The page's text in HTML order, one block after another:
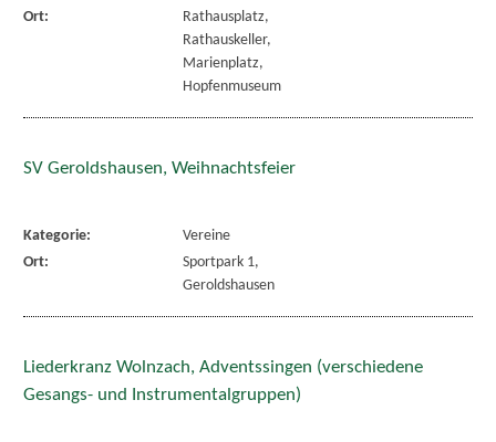
Ort:
Rathausplatz,
Rathauskeller,
Marienplatz,
Hopfenmuseum
SV Geroldshausen, Weihnachtsfeier
Kategorie:
Vereine
Ort:
Sportpark 1,
Geroldshausen
Liederkranz Wolnzach, Adventssingen (verschiedene
Gesangs- und Instrumentalgruppen)